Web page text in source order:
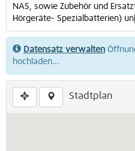
NAS, sowie Zubehör und
Hörgeräte- Spezialbatterien)
Datensatz verwalten
hochladen...
Stadtplan